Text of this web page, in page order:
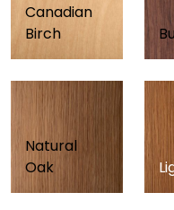
Canadian
Birch
Natural
Oak